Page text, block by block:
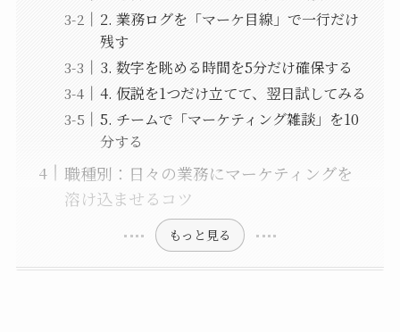
2. 業務ログを「マーケ目線」で一行だけ
残す
3. 数字を眺める時間を5分だけ確保する
4. 仮説を1つだけ立てて、翌日試してみる
5. チームで「マーケティング雑談」を10
分する
職種別：日々の業務にマーケティングを
溶け込ませるコツ
もっと見る